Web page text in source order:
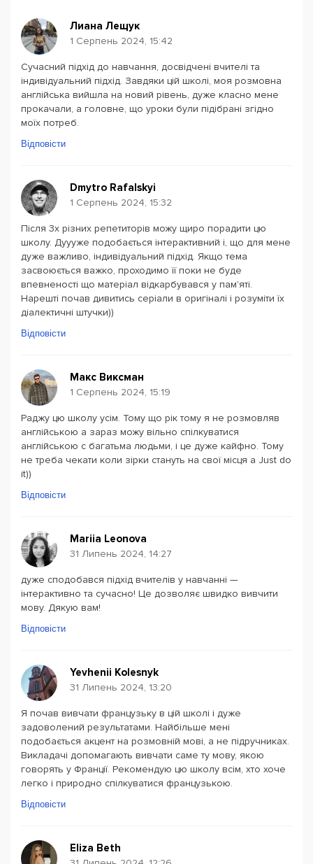
Лиана Лещук
1 Серпень 2024, 15:42
Сучасний підхід до навчання, досвідчені вчителі та
індивідуальний підхід. Завдяки цій школі, моя розмовна
англійська вийшла на новий рівень, дуже класно мене
прокачали, а головне, що уроки були підібрані згідно
моїх потреб.
Відповісти
Dmytro Rafalskyi
1 Серпень 2024, 15:32
Після 3х різних репетиторів можу щиро порадити цю
школу. Дуууже подобається інтерактивний і, що для мене
дуже важливо, індивідуальний підхід. Якщо тема
засвоюється важко, проходимо її поки не буде
впевненості що матеріал відкарбувався у пам'яті.
Нарешті почав дивитись серіали в оригіналі і розуміти їх
діалектичні штучки))
Відповісти
Макс Виксман
1 Серпень 2024, 15:19
Раджу цю школу усім. Тому що рік тому я не розмовляв
англійською а зараз можу вільно спілкуватися
англійською с багатьма людьми, і це дуже кайфно. Тому
не треба чекати коли зірки стануть на свої місця а Just do
it))
Відповісти
Mariia Leonova
31 Липень 2024, 14:27
дуже сподобався підхід вчителів у навчанні —
інтерактивно та сучасно! Це дозволяє швидко вивчити
мову. Дякую вам!
Відповісти
Yevhenii Kolesnyk
31 Липень 2024, 13:20
Я почав вивчати французьку в цій школі і дуже
задоволений результатами. Найбільше мені
подобається акцент на розмовній мові, а не підручниках.
Викладачі допомагають вивчати саме ту мову, якою
говорять у Франції. Рекомендую цю школу всім, хто хоче
легко і природно спілкуватися французькою.
Відповісти
Eliza Beth